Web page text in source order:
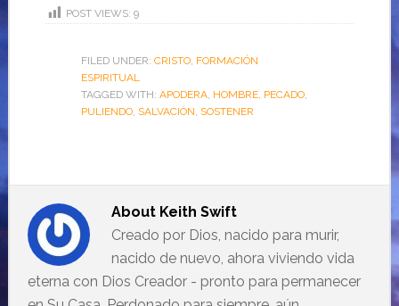
POST VIEWS: 9
FILED UNDER: CRISTO, FORMACIÓN
ESPIRITUAL
TAGGED WITH: APODERA, HOMBRE, PECADO,
PULIENDO, SALVACIÓN, SOSTENER
About Keith Swift
Creado por Dios, nacido para murir,
nacido de nuevo, ahora viviendo vida
eterna con Dios Creador - pronto para permanecer